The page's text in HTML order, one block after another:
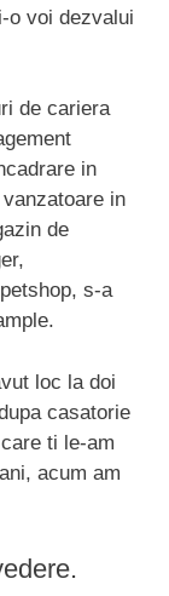
o voi dezvalui
de cariera
in
in
de
s-a
loc la doi
casatorie
ti le-am
acum am